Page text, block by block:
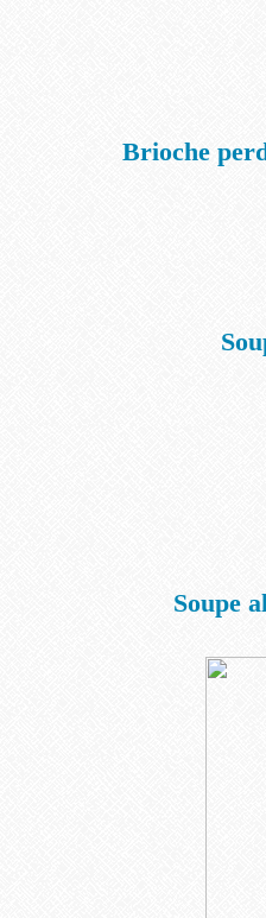
Brioche
Soupe